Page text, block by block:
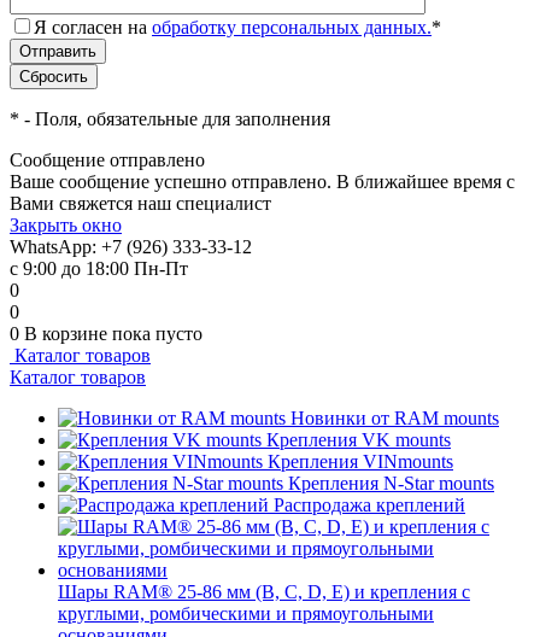
Я согласен на обработку персональных данных.*
* - Поля, обязательные для заполнения
Сообщение отправлено
Ваше сообщение успешно отправлено. В ближайшее время с
Вами свяжется наш специалист
Закрыть окно
WhatsApp: +7 (926) 333-33-12
с 9:00 до 18:00 Пн-Пт
0
0
0 В корзине пока пусто
Каталог товаров
Каталог товаров
Новинки от RAM mounts
Крепления VK mounts
Крепления VINmounts
Крепления N-Star mounts
Распродажа креплений
Шары RAM® 25-86 мм (B, C, D, E) и крепления с
круглыми, ромбическими и прямоугольными